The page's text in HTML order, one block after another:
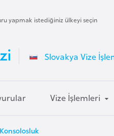
yapmak istediğiniz ülkeyi seçin
Slovakya Vize
Vize İşlemleri
Konsolosluk